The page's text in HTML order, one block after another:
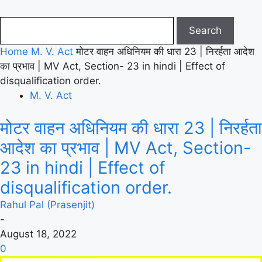
Home M. V. Act मोटर वाहन अधिनियम की धारा 23 | निरर्हता आदेश
का प्रभाव | MV Act, Section- 23 in hindi | Effect of
disqualification order.
M. V. Act
मोटर वाहन अधिनियम की धारा 23 | निरर्हता
आदेश का प्रभाव | MV Act, Section-
23 in hindi | Effect of
disqualification order.
Rahul Pal (Prasenjit)
-
August 18, 2022
0